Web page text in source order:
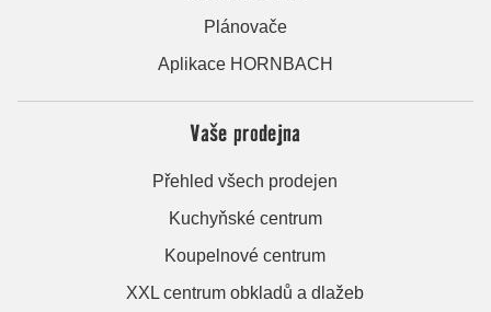
Plánovače
Aplikace HORNBACH
Vaše prodejna
Přehled všech prodejen
Kuchyňské centrum
Koupelnové centrum
XXL centrum obkladů a dlažeb